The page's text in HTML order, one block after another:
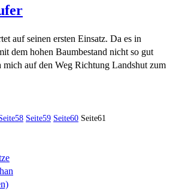
auf seinen ersten Einsatz. Da es in
dem hohen Baumbestand nicht so gut
mich auf den Weg Richtung Landshut zum
58 Seite59 Seite60 Seite61